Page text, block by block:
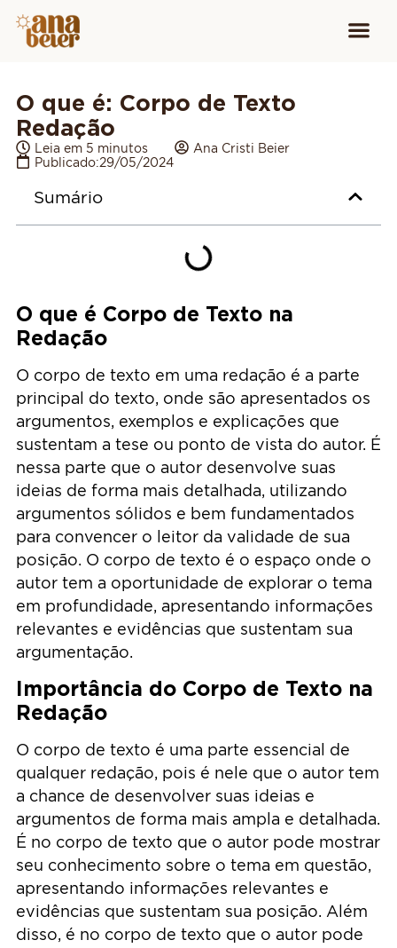
O que é: Corpo de Texto
Redação
Leia em 5 minutos
Ana Cristi Beier
Publicado:29/05/2024
Sumário
O que é Corpo de Texto na
Redação
O corpo de texto em uma redação é a parte
principal do texto, onde são apresentados os
argumentos, exemplos e explicações que
sustentam a tese ou ponto de vista do autor. É
nessa parte que o autor desenvolve suas
ideias de forma mais detalhada, utilizando
argumentos sólidos e bem fundamentados
para convencer o leitor da validade de sua
posição. O corpo de texto é o espaço onde o
autor tem a oportunidade de explorar o tema
em profundidade, apresentando informações
relevantes e evidências que sustentam sua
argumentação.
Importância do Corpo de Texto na
Redação
O corpo de texto é uma parte essencial de
qualquer redação, pois é nele que o autor tem
a chance de desenvolver suas ideias e
argumentos de forma mais ampla e detalhada.
É no corpo de texto que o autor pode mostrar
seu conhecimento sobre o tema em questão,
apresentando informações relevantes e
evidências que sustentam sua posição. Além
disso, é no corpo de texto que o autor pode